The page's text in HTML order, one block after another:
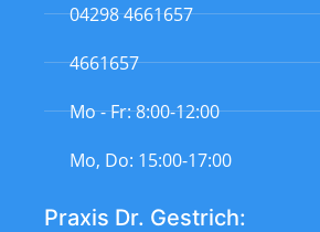
04298 4661657
4661657
Mo - Fr: 8:00-12:00
Mo, Do: 15:00-17:00
Praxis Dr. Gestrich: